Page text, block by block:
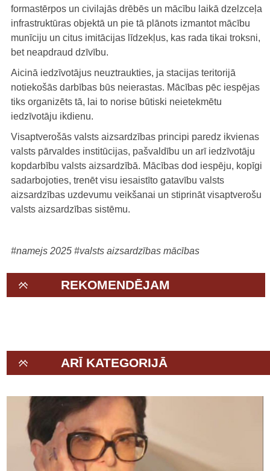
formastērpos un civilajās drēbēs un mācību laikā dzelzceļa
infrastruktūras objektā un pie tā plānots izmantot mācību
munīciju un citus imitācijas līdzekļus, kas rada tikai troksni,
bet neapdraud dzīvību.
Aicinā iedzīvotājus neuztraukties, ja stacijas teritorijā
notiekošās darbības būs neierastas. Mācības pēc iespējas
tiks organizēts tā, lai to norise būtiski neietekmētu
iedzīvotāju ikdienu.
Visaptverošās valsts aizsardzības principi paredz ikvienas
valsts pārvaldes institūcijas, pašvaldību un arī iedzīvotāju
kopdarbību valsts aizsardzībā. Mācības dod iespēju, kopīgi
sadarbojoties, trenēt visu iesaistīto gatavību valsts
aizsardzības uzdevumu veikšanai un stiprināt visaptverošu
valsts aizsardzības sistēmu.
#namejs 2025 #valsts aizsardzības mācības
REKOMENDĒJAM
ARĪ KATEGORIJĀ